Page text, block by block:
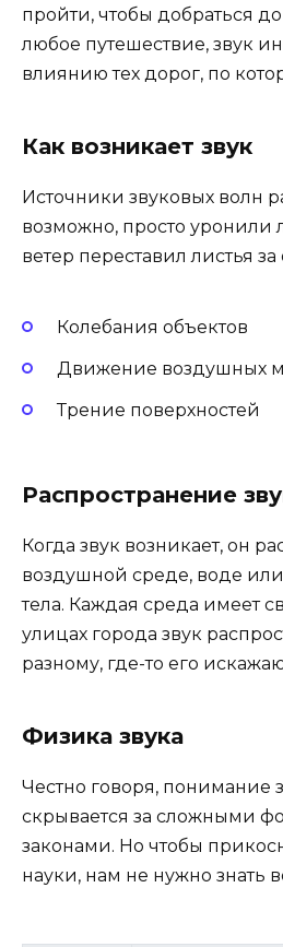
пройти, чтобы добраться
любое путешествие, звук
влиянию тех дорог, по
Как возникает звук
Источники звуковых волн
возможно, просто уронили
ветер переставил листья
Колебания объектов
Движение воздушных
Трение поверхностей
Распространение
Когда звук возникает, он
воздушной среде, воде
тела. Каждая среда имеет
улицах города звук
разному, где-то его
Физика звука
Честно говоря, понимание
скрывается за сложными
законами. Но чтобы
науки, нам не нужно знать